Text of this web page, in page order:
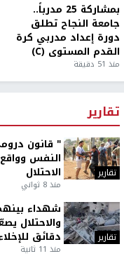
بمشاركة 25 مدرباً..
جامعة النجاح تطلق
دورة إعداد مدربي كرة
القدم المستوى (C)
منذ 51 دقيقة
تقارير
تقارير
" قانون
النفس
الاحتلال
منذ 8 ثواني
تقارير
شهداء
والاحتلال
دقائق
منذ 11 ثانية